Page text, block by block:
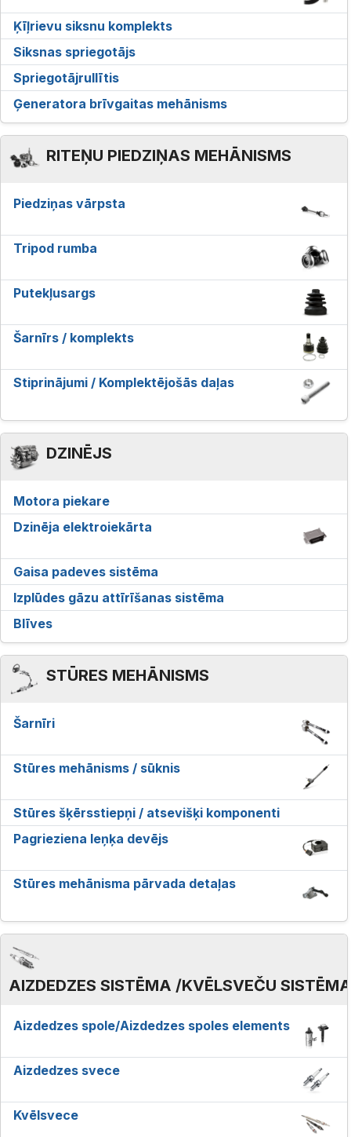
Ķīļrievu siksnu komplekts
Siksnas spriegotājs
Spriegotājrullītis
Ģeneratora brīvgaitas mehānisms
RITEŅU PIEDZIŅAS MEHĀNISMS
Piedziņas vārpsta
Tripod rumba
Putekļusargs
Šarnīrs / komplekts
Stiprinājumi / Komplektējošās daļas
DZINĒJS
Motora piekare
Dzinēja elektroiekārta
Gaisa padeves sistēma
Izplūdes gāzu attīrīšanas sistēma
Blīves
STŪRES MEHĀNISMS
Šarnīri
Stūres mehānisms / sūknis
Stūres šķērsstiepņi / atsevišķi komponenti
Pagrieziena leņķa devējs
Stūres mehānisma pārvada detaļas
AIZDEDZES SISTĒMA /KVĒLSVEČU SISTĒMA
Aizdedzes spole/Aizdedzes spoles elements
Aizdedzes svece
Kvēlsvece